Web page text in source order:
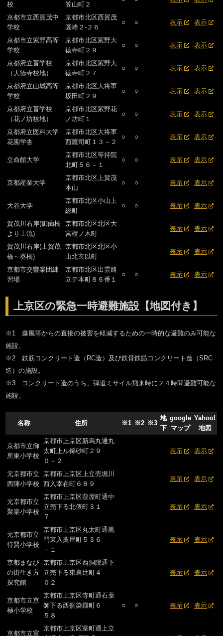
校
笠山町２
京都市立西賀茂中
学校
京都市北区西賀茂
圓峰２-２６
○ ○ 表示 表示
京都市立紫野高等
学校
京都市北区紫野大
徳寺町２９
○ ○ 表示 表示
京都府立盲学校
（大徳寺校地）
京都市北区紫野大
徳寺町２７
○ ○ 表示 表示
京都府立山城高等
学校
京都市北区大将軍
坂田町２９
○ ○ 表示 表示
京都府立盲学校
（花ノ坊校地）
京都市北区紫野花
ノ坊町１
○ ○ 表示 表示
京都府立医科大学
花園学舎
京都市北区大将軍
西鷹司町１３－２
○ ○ 表示 表示
立命館大学
京都市北区等持院
北町５６－１
○ ○ 表示 表示
京都産業大学
京都市北区上賀茂
本山
○ ○ 表示 表示
大谷大学
京都市北区小山上
総町
○ ○ 表示 表示
賀茂川右岸(御薗橋
より上流)
京都市北区北区大
宮榿ノ木町
表示 表示
賀茂川右岸(上賀茂
橋～葵橋)
京都市北区北区小
山北玄以町
表示 表示
京都市交響楽団練
習場
京都市北区出雲路
立テ本町８６番１
○ ○ 表示 表示
上京区の緊急一時避難施設【地図付き】
※1 爆風等からの直接の被害を軽減するための一時的な避難のみ可能な
施設。
※2 鉄筋コンクリート造（RC造）及び鉄骨鉄筋コンクリート造（SRC
造）の施設。
※3 コンクリート造のうち、弾道ミサイル飛来時に２４時間避難可能な
施設。
名称 住所 ※1 ※2 ※3
地
下
google
マップ
Yahoo!
地図
京都市立御
所東小学校
京都市上京区新烏丸通丸
太町上ル錦砂町２９
０－２
表示 表示
元京都市立
西陣小学校
京都市上京区上立売堀川
西入幸在町６８９
表示 表示
元京都市立
聚楽小学校
京都市上京区葭屋町通中
立売下る北俵町３１
７
表示 表示
元京都市立
待賢小学校
京都市上京区丸太町通黒
門東入藁屋町５３６
－１
表示 表示
京都まなび
の街生き方
探究館
京都市上京区西洞院通下
立売下る東裏辻町４
０２
表示 表示
京都市立京
極小学校
京都市上京区寺町通石薬
師下る西側染殿町６
５８
○ ○ 表示 表示
京都市立室
京都市上京区室町通上立